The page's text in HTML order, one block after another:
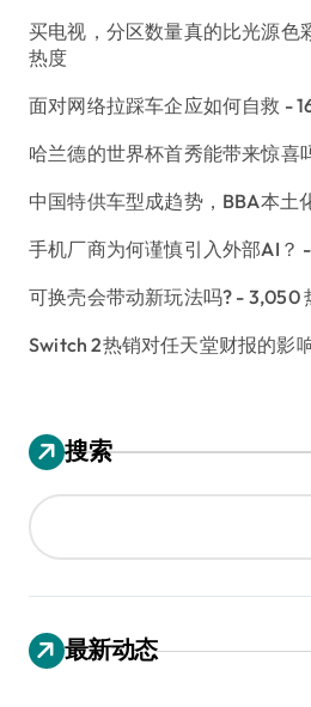
买电视，分区数量真的比光源色
热度
面对网络拉踩车企应如何自救 -
哈兰德的世界杯首秀能带来惊喜
中国特供车型成趋势，BBA本土
手机厂商为何谨慎引入外部AI？
可换壳会带动新玩法吗? - 3,050
Switch 2热销对任天堂财报的影
搜索
最新动态